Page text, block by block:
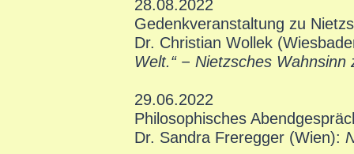
28.08.2022
Gedenkveranstaltung zu
Dr. Christian Wollek
Welt.“ − Nietzsches Wahnsinn
29.06.2022
Philosophisches
Dr. Sandra Freregger (Wien):